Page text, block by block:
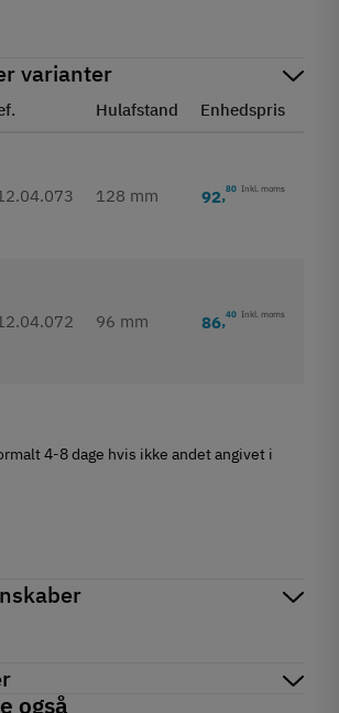
varianter
Hulafstand Enhedspris
128 mm 92,80 Inkl. moms
96 mm 86,40 Inkl. moms
4-8 dage hvis ikke andet angivet i
også